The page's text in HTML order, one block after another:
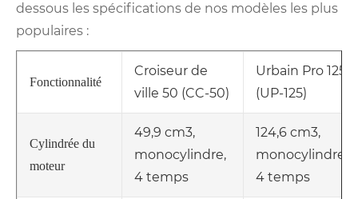
dessous les spécifications de nos modèles les plus
populaires :
Fonctionnalité
Croiseur de
ville 50 (CC-50)
Urbain Pro 125
(UP-125)
Cylindrée du
moteur
49,9 cm3,
monocylindre,
4 temps
124,6 cm3,
monocylindre,
4 temps